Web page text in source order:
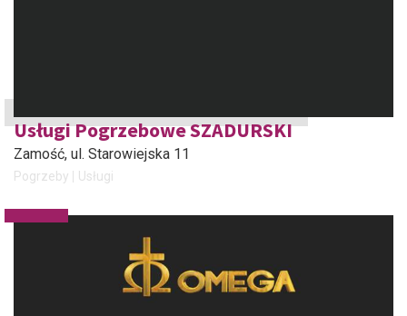
Usługi Pogrzebowe SZADURSKI
Zamość, ul. Starowiejska 11
Pogrzeby Usługi